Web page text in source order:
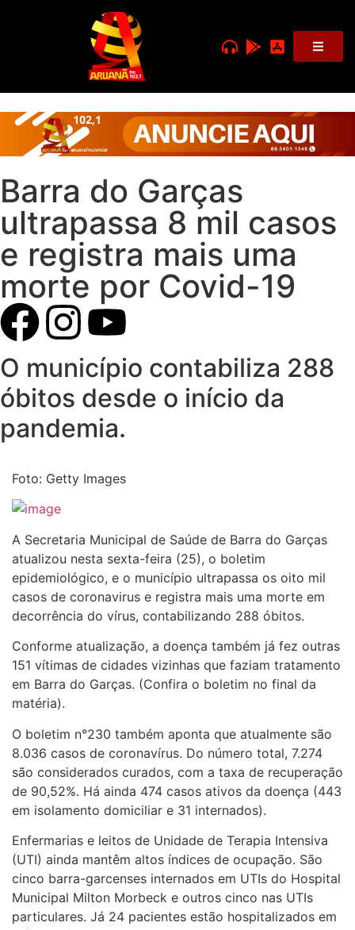
Barra do Garças
ultrapassa 8 mil casos
e registra mais uma
morte por Covid-19
O município contabiliza 288
óbitos desde o início da
pandemia.
Foto: Getty Images
A Secretaria Municipal de Saúde de Barra do Garças
atualizou nesta sexta-feira (25), o boletim
epidemiológico, e o município ultrapassa os oito mil
casos de coronavirus e registra mais uma morte em
decorrência do vírus, contabilizando 288 óbitos.
Conforme atualização, a doença também já fez outras
151 vítimas de cidades vizinhas que faziam tratamento
em Barra do Garças. (Confira o boletim no final da
matéria).
O boletim n°230 também aponta que atualmente são
8.036 casos de coronavírus. Do número total, 7.274
são considerados curados, com a taxa de recuperação
de 90,52%. Há ainda 474 casos ativos da doença (443
em isolamento domiciliar e 31 internados).
Enfermarias e leitos de Unidade de Terapia Intensiva
(UTI) ainda mantêm altos índices de ocupação. São
cinco barra-garcenses internados em UTIs do Hospital
Municipal Milton Morbeck e outros cinco nas UTIs
particulares. Já 24 pacientes estão hospitalizados em